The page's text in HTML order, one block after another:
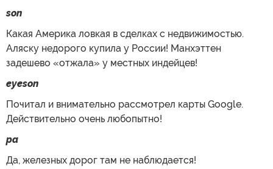
son
Какая Америка ловкая в сделках с недвижимостью.
Аляску недорого купила у России! Манхэттен
задешево «отжала» у местных индейцев!
eyeson
Почитал и внимательно рассмотрел карты Google.
Действительно очень любопытно!
pa
Да, железных дорог там не наблюдается!